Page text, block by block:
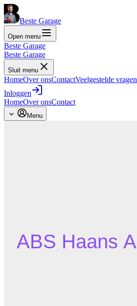
Beste Garage
Open menu
Beste Garage
Beste Garage
Sluit menu
HomeOver onsContactVeelgestelde vragen
Inloggen
HomeOver onsContact
Menu